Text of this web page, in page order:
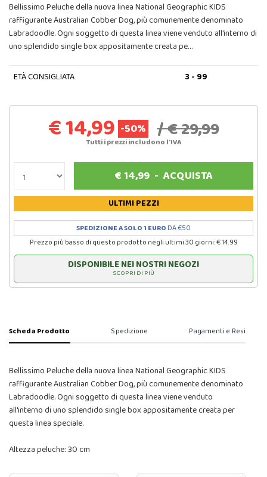
Bellissimo Peluche della nuova linea National Geographic KIDS
raffigurante Australian Cobber Dog, più comunemente denominato
Labradoodle. Ogni soggetto di questa linea viene venduto all'interno di
uno splendido single box appositamente creata pe…
ETÀ CONSIGLIATA 3 - 99
€ 14,99 -50% / € 29,99
Tutti i prezzi includono l'IVA
€14,99- ACQUISTA
ULTIMI PEZZI
SPEDIZIONE A SOLO 1 EURO DA €50
Prezzo più basso di questo prodotto negli ultimi 30 giorni: € 14.99
DISPONIBILE NEI NOSTRI NEGOZI
SCOPRI DI PIÙ
Scheda Prodotto Spedizione Pagamenti e Resi
Bellissimo Peluche della nuova linea National Geographic KIDS
raffigurante Australian Cobber Dog, più comunemente denominato
Labradoodle. Ogni soggetto di questa linea viene venduto
all'interno di uno splendido single box appositamente creata per
questa linea speciale.
Altezza peluche: 30 cm